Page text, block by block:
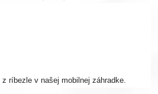
ríbezle v našej mobilnej záhradke.